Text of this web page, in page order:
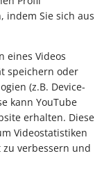
indem Sie sich aus
eines Videos
speichern oder
(z.B. Device-
kann YouTube
erhalten. Diese
Videostatistiken
verbessern und